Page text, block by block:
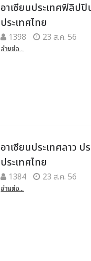
อาเซียนประเทศฟิลิปปิ
ประเทศไทย
1398 23 ส.ค. 56
อ่านต่อ...
อาเซียนประเทศลาว ป
ประเทศไทย
1384 23 ส.ค. 56
อ่านต่อ...